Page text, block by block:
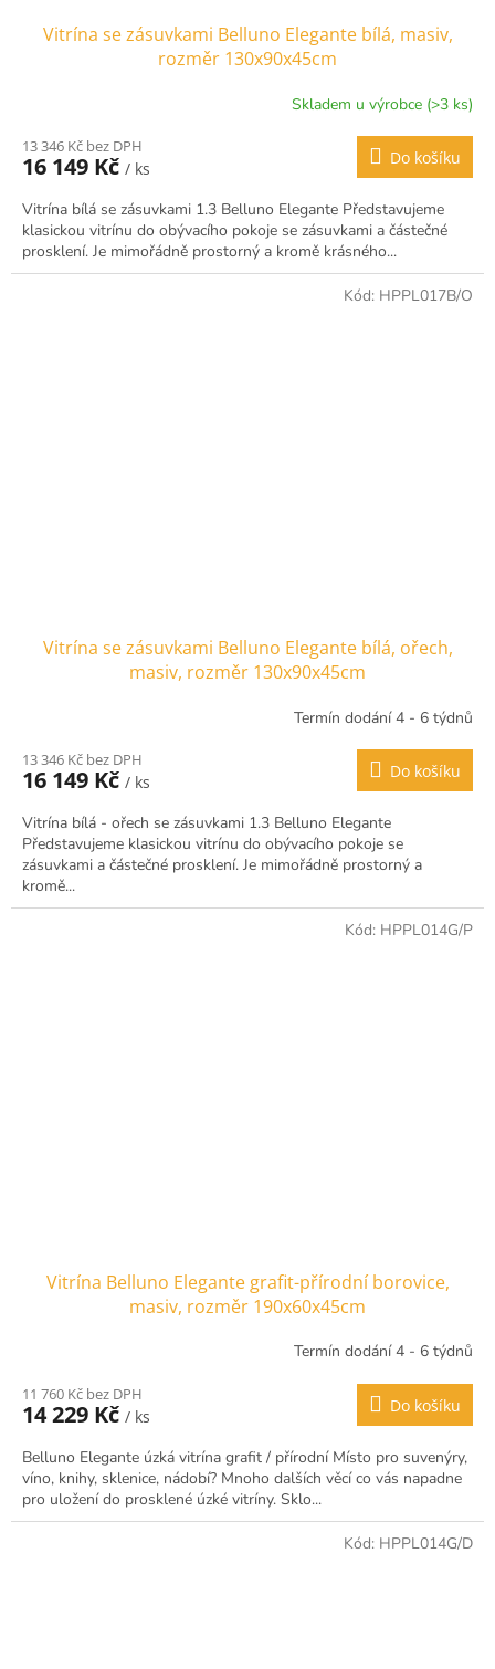
Vitrína se zásuvkami Belluno Elegante bílá, masiv,
rozměr 130x90x45cm
Skladem u výrobce (>3 ks)
13 346 Kč bez DPH
16 149 Kč / ks
Do košíku
Vitrína bílá se zásuvkami 1.3 Belluno Elegante Představujeme
klasickou vitrínu do obývacího pokoje se zásuvkami a částečné
prosklení. Je mimořádně prostorný a kromě krásného...
Vitrína se zásuvkami Belluno Elegante bílá, ořech,
masiv, rozměr 130x90x45cm
Termín dodání 4 - 6 týdnů
13 346 Kč bez DPH
16 149 Kč / ks
Do košíku
Vitrína bílá - ořech se zásuvkami 1.3 Belluno Elegante
Představujeme klasickou vitrínu do obývacího pokoje se
zásuvkami a částečné prosklení. Je mimořádně prostorný a
kromě...
Kód: HPPL017B/O
Vitrína Belluno Elegante grafit-přírodní borovice,
masiv, rozměr 190x60x45cm
Termín dodání 4 - 6 týdnů
11 760 Kč bez DPH
14 229 Kč / ks
Do košíku
Belluno Elegante úzká vitrína grafit / přírodní Místo pro suvenýry,
víno, knihy, sklenice, nádobí? Mnoho dalších věcí co vás napadne
pro uložení do prosklené úzké vitríny. Sklo...
Kód: HPPL014G/P
Kód: HPPL014G/D